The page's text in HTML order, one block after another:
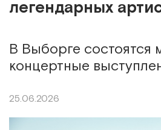
легендарных
В Выборге состоятся
концертные
25.06.2026